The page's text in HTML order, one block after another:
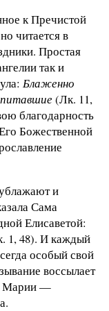
к Пречистой
читается в
Простая
так и
Блаженно
питавшие(Лк. 11,
благодарность
Божественной
и
Сама
Елисаветой:
1, 48). И каждый
особый свой
воссылает
Марии —